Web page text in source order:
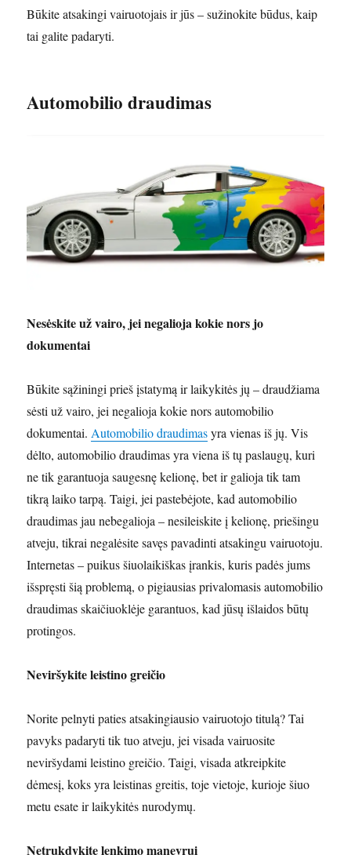
Būkite atsakingi vairuotojais ir jūs – sužinokite būdus, kaip
tai galite padaryti.
Automobilio draudimas
Nesėskite už vairo, jei negalioja kokie nors jo
dokumentai
Būkite sąžiningi prieš įstatymą ir laikykitės jų – draudžiama
sėsti už vairo, jei negalioja kokie nors automobilio
dokumentai. Automobiliodraudimasyra vienas iš jų. Vis
dėlto, automobilio draudimas yra viena iš tų paslaugų, kuri
ne tik garantuoja saugesnę kelionę, bet ir galioja tik tam
tikrą laiko tarpą. Taigi, jei pastebėjote, kad automobilio
draudimas jau nebegalioja – nesileiskite į kelionę, priešingu
atveju, tikrai negalėsite savęs pavadinti atsakingu vairuotoju.
Internetas – puikus šiuolaikiškas įrankis, kuris padės jums
išspręsti šią problemą, o pigiausias privalomasis automobilio
draudimas skaičiuoklėje garantuos, kad jūsų išlaidos būtų
protingos.
Neviršykite leistino greičio
Norite pelnyti paties atsakingiausio vairuotojo titulą? Tai
pavyks padaryti tik tuo atveju, jei visada vairuosite
neviršydami leistino greičio. Taigi, visada atkreipkite
dėmesį, koks yra leistinas greitis, toje vietoje, kurioje šiuo
metu esate ir laikykitės nurodymų.
Netrukdykite lenkimo manevrui